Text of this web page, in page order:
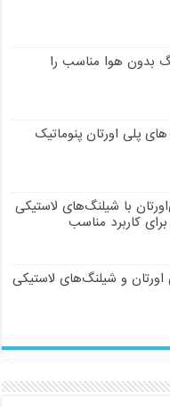
بدون هوا مناسب را
پلی اورتان پنوماتیک
با شیلنگ‌های لاستیکی
کاربرد مناسب
و شیلنگ‌های لاستیکی